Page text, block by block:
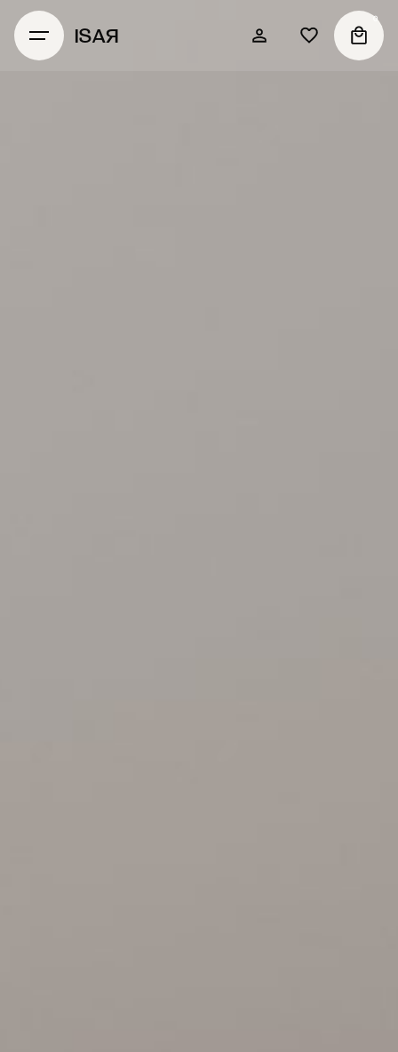
ISAЯ
0